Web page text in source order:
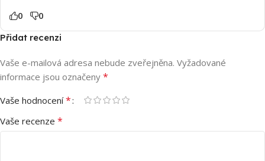
0 0
Přidat recenzi
Vaše e-mailová adresa nebude zveřejněna. Vyžadované
informace jsou označeny *
Vaše hodnocení*
Vaše recenze *